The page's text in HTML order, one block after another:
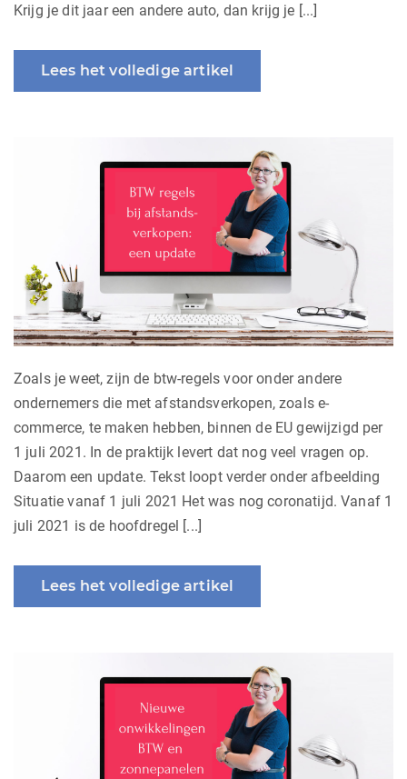
Krijg je dit jaar een andere auto, dan krijg je [...]
Lees het volledige artikel
Zoals je weet, zijn de btw-regels voor onder andere
ondernemers die met afstandsverkopen, zoals e-
commerce, te maken hebben, binnen de EU gewijzigd per
1 juli 2021. In de praktijk levert dat nog veel vragen op.
Daarom een update. Tekst loopt verder onder afbeelding
Situatie vanaf 1 juli 2021 Het was nog coronatijd. Vanaf 1
juli 2021 is de hoofdregel [...]
Lees het volledige artikel